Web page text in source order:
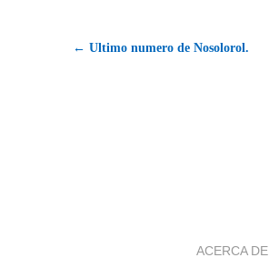
← Ultimo numero de Nosolorol.
ACERCA DE